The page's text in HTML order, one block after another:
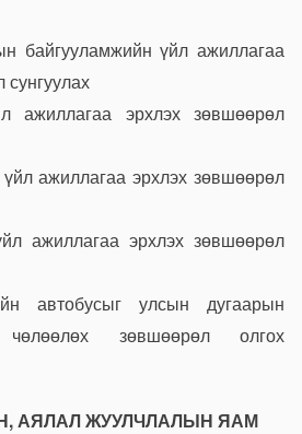
байгууламжийн үйл ажиллагаа
ажиллагаа эрхлэх зөвшөөрөл
ажиллагаа эрхлэх зөвшөөрөл
ажиллагаа эрхлэх зөвшөөрөл
автобусыг улсын дугаарын
чөлөөлөх зөвшөөрөл олгох
АЯЛАЛ ЖУУЛЧЛАЛЫН ЯАМ